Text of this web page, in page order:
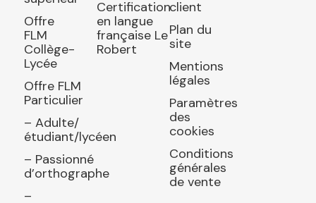
Offre
FLM
Collège-
Lycée
Offre FLM
Particulier
– Adulte/
étudiant/lycéen
– Passionné
d’orthographe
–
Certification
en langue
française Le
Robert
client
Plan du
site
Mentions
légales
Paramètres
des
cookies
Conditions
générales
de vente